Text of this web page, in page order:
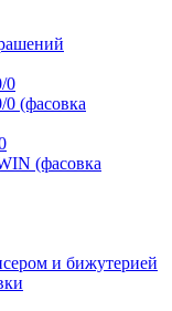
0
(фасовка
(фасовка
и бижутерией